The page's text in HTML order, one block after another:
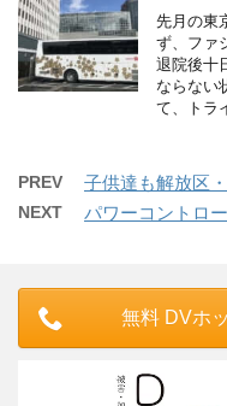
先月の東
ず、ファ
退院後十
ならない
て、トラ
PREV 子供達も解放区
NEXT パワーコントロ
無料 DVホ